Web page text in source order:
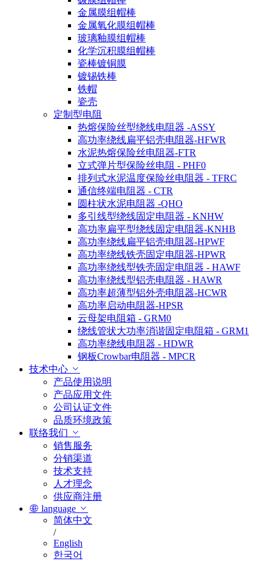
金属膜组帽棒
金属氧化膜组帽棒
玻璃釉膜组帽棒
化学沉积膜组帽棒
瓷棒镀铜膜
镀锡铁棒
铁帽
瓷壳
定制型电阻
热熔保险丝型绕线电阻器 -ASSY
高功率绕线扁平铝壳电阻器-HFWR
水泥热熔保险丝电阻器-FTR
立式弹片型保险丝电阻 - PHF0
排列式水泥温度保险丝电阻器 - TFRC
通信终端电阻器 - CTR
圆柱状水泥电阻器 -QHO
多引线型绕线固定电阻器 - KNHW
高功率扁平型绕线固定电阻器-KNHB
高功率绕线扁平铝壳电阻器-HPWF
高功率绕线铁壳固定电阻器-HPWR
高功率绕线型铁壳固定电阻器 - HAWF
高功率绕线型铝壳电阻器 - HAWR
高功率超薄型铝外壳电阻器-HCWR
高功率启动电阻器-HPSR
云母架电阻箱 - GRM0
绕线管状大功率消谐固定电阻箱 - GRM1
高功率绕线电阻器 - HDWR
钢板Crowbar电阻器 - MPCR
技术中心
产品使用说明
产品应用文件
公司认证文件
品质环境政策
联络我们
销售服务
分销渠道
技术支持
人才理念
供应商注册
language
简体中文
/
English
한국어